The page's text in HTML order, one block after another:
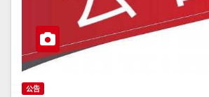
公告